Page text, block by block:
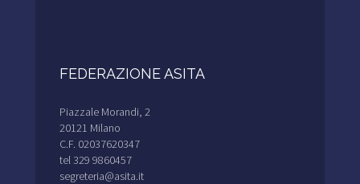
FEDERAZIONE ASITA
Piazzale Morandi, 2
20121 Milano
C.F. 02037620347
tel 329 9860457
segreteria@asita.it